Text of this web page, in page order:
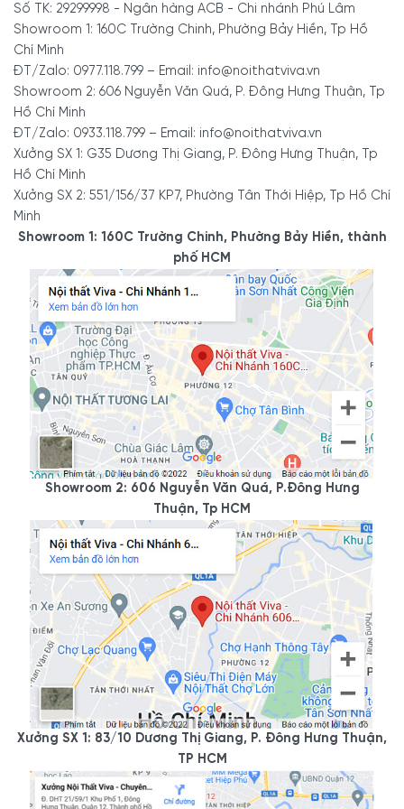
Mẫu tủ bếp chữ U nhỏ, đẹp, giá rẻ tại Hồ Chí Minh.
Đây là một ví dụ về một căn bếp thực sự nhỏ nhưng vẫn có
thể sử dụng tủ bếp hình chữ U. Không gian nhà bếp được
trang bị đầy đủ bếp từ, lò nướng, bồn rửa và tủ lạnh. Mặt
bàn bếp nhỏ gọn nhưng được sắp xếp gọn gàng, giúp bạn
dễ dàng sử dụng.
Mẫu tủ bếp chữ U nhỏ, đẹp, sang trọngđược nhiều gia đình lựa
3.2. Mẫu tủ bếp chữ U có quầy
bar đẹp, sang
Các mẫu tủ bếp chữ U có quầy bar đẹp, có ưu điểm là có
không gian ghế rộng, dài ngồi và các mẫu ghế thiết kế
theo mẫu tủ bếp này sẽ được thiết kế thông minh nhỏ gọn
và tiết kiệm diện tích.
Mẫu tủ bếp chữ U có quầy bar đẹp, sang trọng cho các gia
đình.
Các mẫu tủ bếp chữ U có kết hợp quầy bar hoặc bàn ăn
thì nên chọn mặt đá làm mặt bàn bếp. Với bề mặt đá mịn,
cứng giúp các bạn dễ dàng thái, cắt, nhào bột, chịu được
nhiệt tỏa ra khi nấu ăn và dễ dàng lau dọn, đồng thời giúp
không gian nhà bếp thêm phần sang trọng, sáng bóng khi
cả nhà dùng bữa hoặc thư giãn giải trí ở phòng ăn.
Tủ bếp chữ U mặt đá kết hợp quầy bar hiện đại, giá rẻ tại Nội
thất Viva.
Xem chi tiết sản phẩm tại:
Tủ Bếp Chữ U Có Quầy Bar Gỗ MDF Melamine Đẹp
Hiện Đại
Tủ Bếp Có Quầy Bar Đẹp Chữ U Gỗ MDF Phủ
Melamine Màu Vàng Đẹp Giá Rẻ
Mẫu Tủ Bếp Có Quầy Bar Gỗ MDF Melamine Sang
Trọng Tinh Tế
3.3. Tủ bếp chữ U hiện đại, sang
Số TK: 29299998 - Ngân hàng ACB - Chi nhánh Phú Lâm
Showroom 1: 160C Trường Chinh, Phường Bảy Hiền, Tp Hồ
Chí Minh
ĐT/Zalo: 0977.118.799 – Email: info@noithatviva.vn
Showroom 2: 606 Nguyễn Văn Quá, P. Đông Hưng Thuận, Tp
Hồ Chí Minh
ĐT/Zalo: 0933.118.799 – Email: info@noithatviva.vn
Xưởng SX 1: G35 Dương Thị Giang, P. Đông Hưng Thuận, Tp
Hồ Chí Minh
Xưởng SX 2: 551/156/37 KP7, Phường Tân Thới Hiệp, Tp Hồ Chí
Minh
Showroom 1: 160C Trường Chinh, Phường Bảy Hiền, thành
phố HCM
Showroom 2: 606 Nguyễn Văn Quá, P.Đông Hưng
Thuận, Tp HCM
Xưởng SX 1: 83/10 Dương Thị Giang, P. Đông Hưng Thuận,
TP HCM